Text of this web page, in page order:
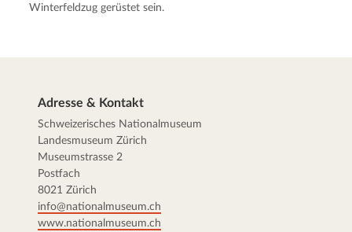
Winterfeldzug gerüstet sein.
Adresse & Kontakt
Schweizerisches Nationalmuseum
Landesmuseum Zürich
Museumstrasse 2
Postfach
8021 Zürich
info@nationalmuseum.ch
www.nationalmuseum.ch